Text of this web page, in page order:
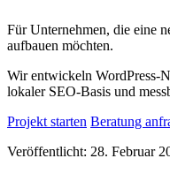
Für Unternehmen, die eine
aufbauen möchten.
Wir entwickeln WordPress-
lokaler SEO-Basis und
Projekt starten Beratung
Veröffentlicht: 28. Februar